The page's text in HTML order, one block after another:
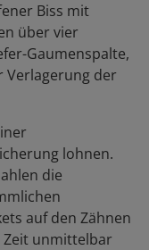
Biss mit
über vier
Gaumenspalte,
der
lohnen.
die
auf den Zähnen
unmittelbar